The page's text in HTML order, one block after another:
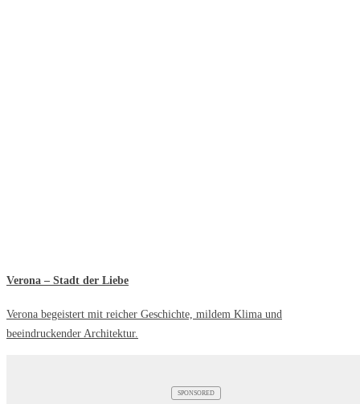
Verona – Stadt der Liebe
Verona begeistert mit reicher Geschichte, mildem Klima und
beeindruckender Architektur.
SPONSORED